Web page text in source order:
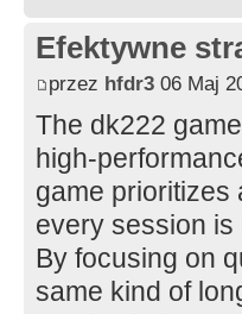
Efektywne
przez hfdr3 06 Maj
The dk222
high-
game prioritizes
every session
By focusing on
same kind of